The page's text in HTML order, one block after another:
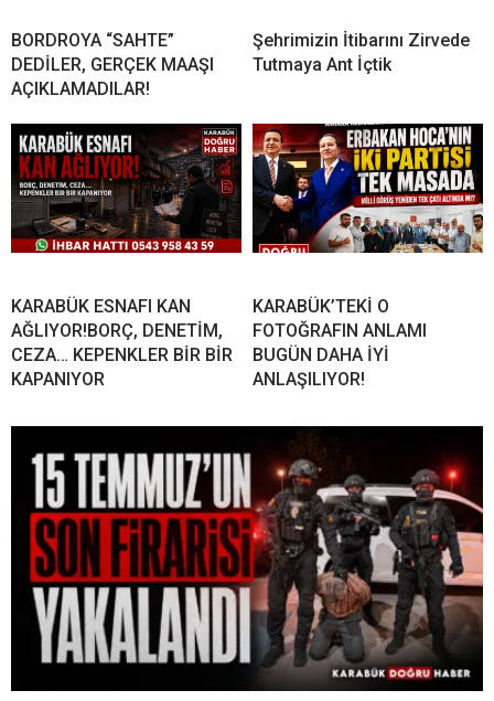
BORDROYA “SAHTE”
DEDİLER, GERÇEK MAAŞI
AÇIKLAMADILAR!
Şehrimizin İtibarını Zirvede
Tutmaya Ant İçtik
KARABÜK ESNAFI KAN
AĞLIYOR!BORÇ, DENETİM,
CEZA… KEPENKLER BİR BİR
KAPANIYOR
KARABÜK’TEKİ O
FOTOĞRAFIN ANLAMI
BUGÜN DAHA İYİ
ANLAŞILIYOR!